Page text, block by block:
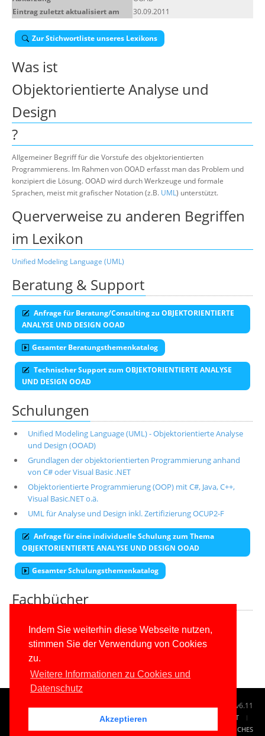
Indem Sie weiterhin diese Webseite nutzen,
stimmen Sie der Verwendung von Cookies
zu.
Weitere Informationen zu Cookies und
Datenschutz
Akzeptieren
Eintrag zuletzt aktualisiert am
30.09.2011
Zur Stichwortliste unseres Lexikons
Was ist
Objektorientierte Analyse und
Design
?
Allgemeiner Begriff für die Vorstufe des objektorientierten
Programmierens. Im Rahmen von OOAD erfasst man das Problem und
konzipiert die Lösung. OOAD wird durch Werkzeuge und formale
Sprachen, meist mit grafischer Notation (z.B. UML) unterstützt.
Querverweise zu anderen Begriffen
im Lexikon
Unified Modeling Language (UML)
Beratung & Support
Anfrage für Beratung/Consulting zu OBJEKTORIENTIERTE
ANALYSE UND DESIGN OOAD
Gesamter Beratungsthemenkatalog
Technischer Support zum OBJEKTORIENTIERTE ANALYSE
UND DESIGN OOAD
Schulungen
Unified Modeling Language (UML) - Objektorientierte Analyse
und Design (OOAD)
Grundlagen der objektorientierten Programmierung anhand
von C# oder Visual Basic .NET
Objektorientierte Programmierung (OOP) mit C#, Java, C++,
Visual Basic.NET o.ä.
UML für Analyse und Design inkl. Zertifizierung OCUP2-F
Anfrage für eine individuelle Schulung zum Thema
OBJEKTORIENTIERTE ANALYSE UND DESIGN OOAD
Gesamter Schulungsthemenkatalog
Fachbücher
Alle unsere aktuellen Fachbücher
E-Book-Abo für ab 99 Euro im Jahr
© 1996-2026www.IT-Visions.de-Dr. Holger Schwichtenberg v6.11
TAG CLOUD
KONTAKT
IMPRESSUM
RECHTLICHES